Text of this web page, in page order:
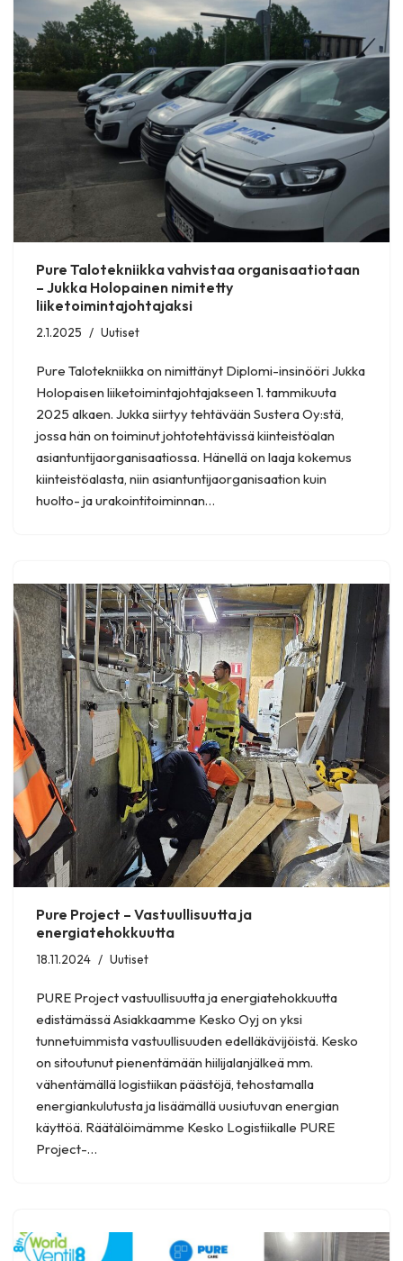
Pure Talotekniikka vahvistaa organisaatiotaan
– Jukka Holopainen nimitetty
liiketoimintajohtajaksi
2.1.2025 Uutiset
Pure Talotekniikka on nimittänyt Diplomi-insinööri Jukka
Holopaisen liiketoimintajohtajakseen 1. tammikuuta
2025 alkaen. Jukka siirtyy tehtävään Sustera Oy:stä,
jossa hän on toiminut johtotehtävissä kiinteistöalan
asiantuntijaorganisaatiossa. Hänellä on laaja kokemus
kiinteistöalasta, niin asiantuntijaorganisaation kuin
huolto- ja urakointitoiminnan…
Pure Project – Vastuullisuutta ja
energiatehokkuutta
18.11.2024 Uutiset
PURE Project vastuullisuutta ja energiatehokkuutta
edistämässä Asiakkaamme Kesko Oyj on yksi
tunnetuimmista vastuullisuuden edelläkävijöistä. Kesko
on sitoutunut pienentämään hiilijalanjälkeä mm.
vähentämällä logistiikan päästöjä, tehostamalla
energiankulutusta ja lisäämällä uusiutuvan energian
käyttöä. Räätälöimämme Kesko Logistiikalle PURE
Project-…